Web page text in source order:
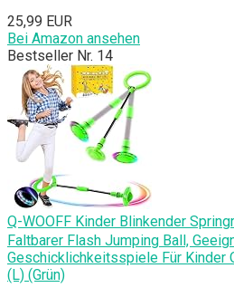
25,99 EUR
Bei Amazon ansehen
Bestseller Nr. 14
Q-WOOFF Kinder Blinkender
Faltbarer Flash Jumping Ball,
Geschicklichkeitsspiele Für Kinder
(L) (Grün)